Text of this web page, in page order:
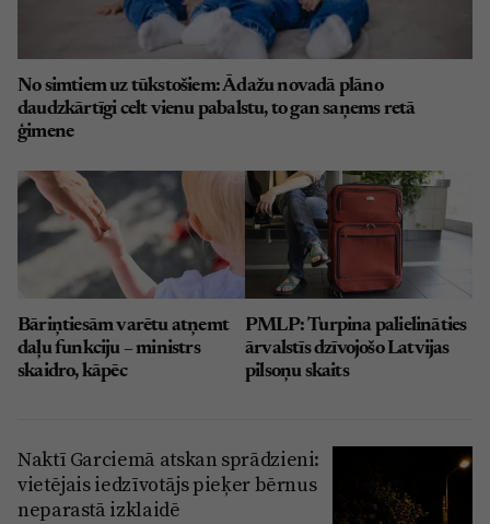
No simtiem uz tūkstošiem: Ādažu novadā plāno
daudzkārtīgi celt vienu pabalstu, to gan saņems retā
ģimene
Bāriņtiesām varētu atņemt
daļu funkciju – ministrs
skaidro, kāpēc
PMLP: Turpina palielināties
ārvalstīs dzīvojošo Latvijas
pilsoņu skaits
Naktī Garciemā atskan sprādzieni:
vietējais iedzīvotājs pieķer bērnus
neparastā izklaidē